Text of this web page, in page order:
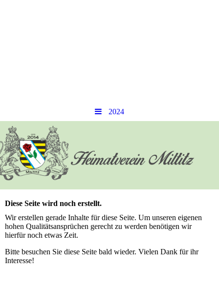
2024
Diese Seite wird noch erstellt.
Wir erstellen gerade Inhalte für diese Seite. Um unseren eigenen
hohen Qualitätsansprüchen gerecht zu werden benötigen wir
hierfür noch etwas Zeit.
Bitte besuchen Sie diese Seite bald wieder. Vielen Dank für ihr
Interesse!